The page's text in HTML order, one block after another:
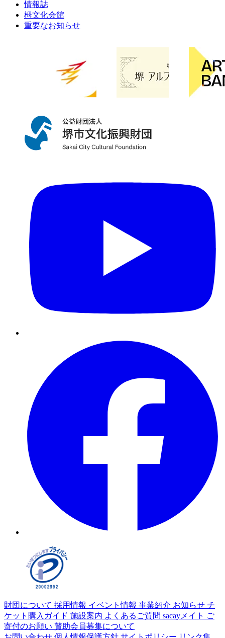
情報誌
栂文化会館
重要なお知らせ
財団について 採用情報 イベント情報 事業紹介 お知らせ チ
ケット購入ガイド 施設案内 よくあるご質問 sacayメイト ご
寄付のお願い 賛助会員募集について